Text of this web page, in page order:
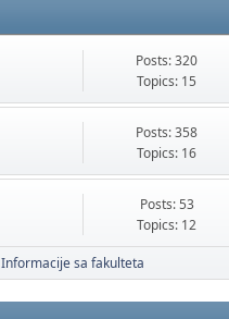
Posts: 320
Topics: 15
Posts: 358
Topics: 16
Posts: 53
Topics: 12
Informacije sa fakulteta